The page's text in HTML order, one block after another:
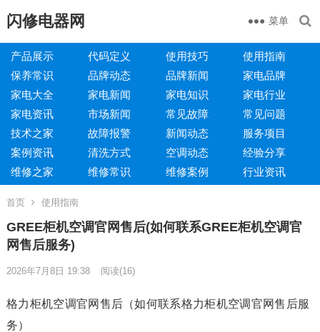
闪修电器网 菜单
产品展示 代码定义 使用技巧
使用指南
保养常识
品牌动态 品牌新闻
家电品牌
家电大全
家电新闻 家电知识
家电行业
家电资讯
市场新闻 常见故障
常见问题
技术之家
故障报警 新闻动态
服务项目
案例资讯
清洗方式 空调动态
经验分享
维修之家
维修常识 维修案例 行业资讯
首页 使用指南
GREE柜机空调官网售后(如何联系GREE柜机空调官
网售后服务)
2026年7月8日 19:38 阅读(16)
格力柜机空调官网售后（如何联系格力柜机空调官网售后服
务）